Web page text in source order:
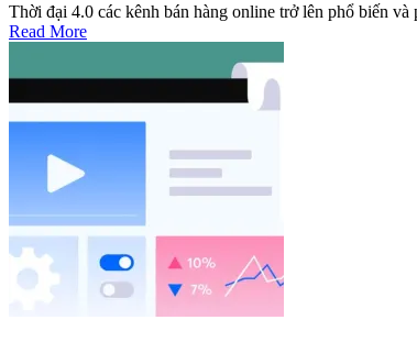
Thời đại 4.0 các kênh bán hàng online trở lên phổ biến
Read More